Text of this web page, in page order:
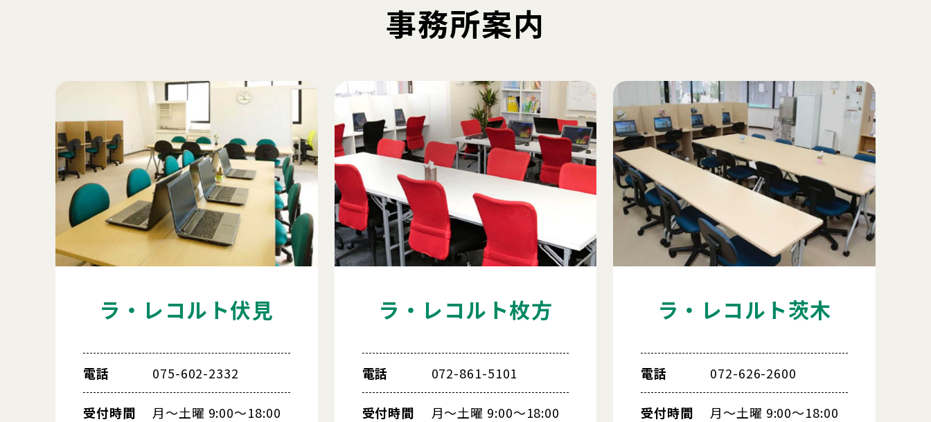
事務所案内
ラ・レコルト伏見
電話 075-602-2332
受付時間
月～土曜 9:00～18:00
ラ・レコルト枚方
電話 072-861-5101
受付時間
月～土曜 9:00～18:00
ラ・レコルト茨木
電話 072-626-2600
受付時間
月～土曜 9:00～18:00